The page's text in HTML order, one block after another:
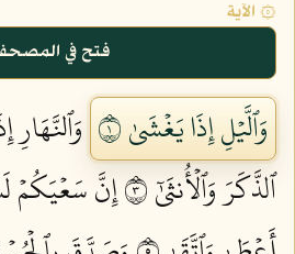
۞ الآية
فتح في
وَٱلَّيۡلِ إِذَا يَغۡشَىٰ ١ وَٱلنَّهَارِ
ٱلذَّكَرَ وَٱلۡأُنثَىٰٓ ٣
إِنَّ سَعۡيَكُمۡ